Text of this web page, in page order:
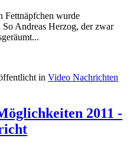
Fettnäpfchen wurde
So Andreas Herzog, der zwar
in Video Nachrichten
2011 -